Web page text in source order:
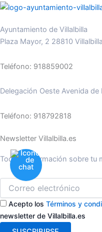
Ayuntamiento de Villalbilla
Plaza Mayor, 2 28810
Teléfono: 918859002
Delegación Oeste Avenida
Teléfono: 918792818
Newsletter Villalbilla.es
Toda la información sobre tu
Acepto los Términos y
newsletter de Villalbilla.es